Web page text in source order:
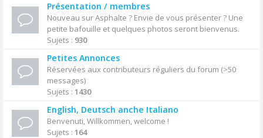
Présentation / membres
Nouveau sur Asphalte ? Envie de vous présenter ? Une
petite bafouille et quelques photos seront bienvenus.
Sujets : 930
Petites Annonces
Réservées aux contributeurs réguliers du forum (>50
messages)
Sujets : 1430
English, Deutsch anche Italiano
Benvenuti, Willkommen, welcome !
Sujets : 164